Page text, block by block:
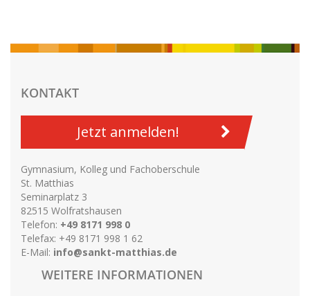
KONTAKT
Jetzt anmelden!
Gymnasium, Kolleg und Fachoberschule
St. Matthias
Seminarplatz 3
82515 Wolfratshausen
Telefon: +49 8171 998 0
Telefax: +49 8171 998 1 62
E-Mail: info@sankt-matthias.de
WEITERE INFORMATIONEN